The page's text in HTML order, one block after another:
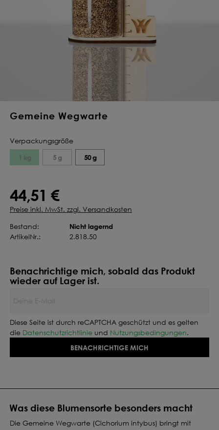
Gemeine Wegwarte
Was diese Blumensorte besonders macht
Die Gemeine Wegwarte (Cichorium intybus) bringt mit
Verpackungsgröße
1 kg 5 g 50 g
44,51 €
Preise inkl. MwSt. zzgl. Versandkosten
Bestand:
Nicht lagernd
ArtikelNr.: 2.818.50
Benachrichtige mich, sobald das Produkt
wieder auf Lager ist.
Diese Seite ist durch reCAPTCHA geschützt und es gelten
die Datenschutzrichtlinie und Nutzungsbedingungen.
BENACHRICHTIGE MICH
Deine Saat-
konfigurieren
QUALITÄT VOM PROFI
INDIVIDUELL FÜR DICH
JETZT KONFIGURIEREN